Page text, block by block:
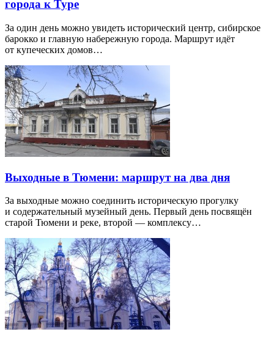
города к Туре
За один день можно увидеть исторический центр, сибирское
барокко и главную набережную города. Маршрут идёт
от купеческих домов…
Выходные в Тюмени: маршрут на два дня
За выходные можно соединить историческую прогулку
и содержательный музейный день. Первый день посвящён
старой Тюмени и реке, второй — комплексу…